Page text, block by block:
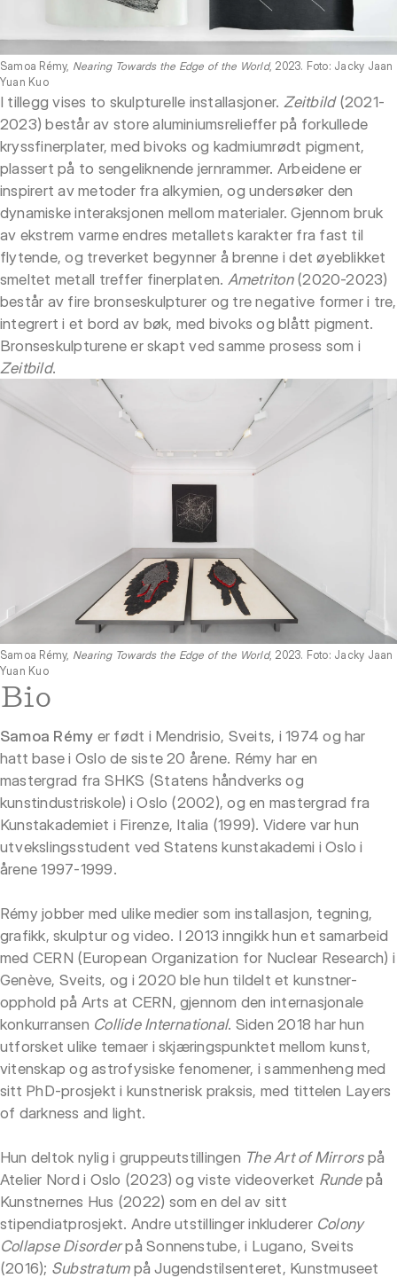
Samoa Rémy, Nearing Towards the Edge of the World, 2023. Foto: Jacky Jaan
Yuan Kuo
I tillegg vises to skulpturelle installasjoner. Zeitbild(2021-
2023) består av store aluminiumsrelieffer på forkullede
kryssfinerplater, med bivoks og kadmiumrødt pigment,
plassert på to sengeliknende jernrammer. Arbeidene er
inspirert av metoder fra alkymien, og undersøker den
dynamiske interaksjonen mellom materialer. Gjennom bruk
av ekstrem varme endres metallets karakter fra fast til
flytende, og treverket begynner å brenne i det øyeblikket
smeltet metall treffer finerplaten. Ametriton(2020-2023)
består av fire bronseskulpturer og tre negative former i tre,
integrert i et bord av bøk, med bivoks og blått pigment.
Bronseskulpturene er skapt ved samme prosess som i
Zeitbild.
Samoa Rémy, Nearing Towards the Edge of the World, 2023. Foto: Jacky Jaan
Yuan Kuo
Bio
Samoa Rémy er født i Mendrisio, Sveits, i 1974 og har
hatt base i Oslo de siste 20 årene. Rémy har en
mastergrad fra SHKS (Statens håndverks og
kunstindustriskole) i Oslo (2002), og en mastergrad fra
Kunstakademiet i Firenze, Italia (1999). Videre var hun
utvekslingsstudent ved Statens kunstakademi i Oslo i
årene 1997-1999.
Rémy jobber med ulike medier som installasjon, tegning,
grafikk, skulptur og video. I 2013 inngikk hun et samarbeid
med CERN (European Organization for Nuclear Research) i
Genève, Sveits, og i 2020 ble hun tildelt et kunstner-
opphold på Arts at CERN, gjennom den internasjonale
konkurransen Collide International. Siden 2018 har hun
utforsket ulike temaer i skjæringspunktet mellom kunst,
vitenskap og astrofysiske fenomener, i sammenheng med
sitt PhD-prosjekt i kunstnerisk praksis, med tittelen Layers
of darkness and light.
Hun deltok nylig i gruppeutstillingen The Art of Mirrorspå
Atelier Nord i Oslo (2023) og viste videoverket Rundepå
Kunstnernes Hus (2022) som en del av sitt
stipendiatprosjekt. Andre utstillinger inkluderer Colony
Collapse Disorderpå Sonnenstube, i Lugano, Sveits
(2016); Substratumpå Jugendstilsenteret, Kunstmuseet